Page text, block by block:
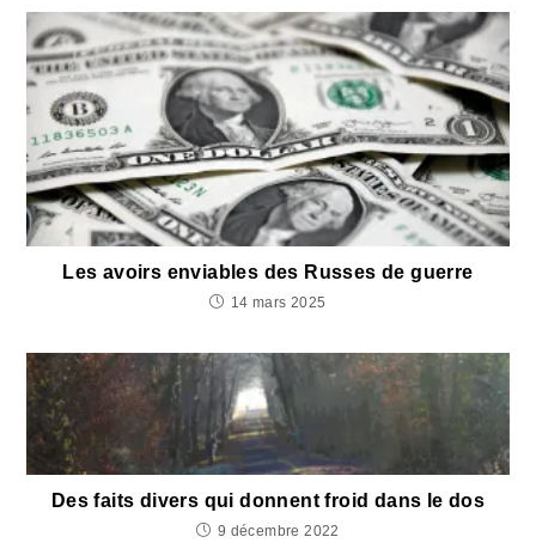
Les avoirs enviables des Russes de guerre
14 mars 2025
Des faits divers qui donnent froid dans le dos
9 décembre 2022